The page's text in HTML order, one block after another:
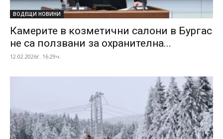
ВОДЕЩИ НОВИНИ
Камерите в козметични салони в Бургас
не са ползвани за охранителна...
12.02.2026г. 16:29ч.